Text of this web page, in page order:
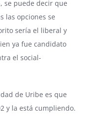
se puede decir que
las opciones se
sería el liberal y
ya fue candidato
el social-
de Uribe es que
y la está cumpliendo.